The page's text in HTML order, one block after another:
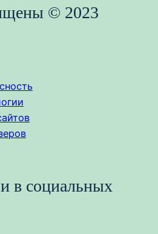
© 2023
в социальных